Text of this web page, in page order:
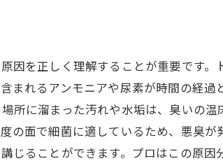
因を正しく理解することが重要です
まれるアンモニアや尿素が時間の経
所に溜まった汚れや水垢は、臭いの
の面で細菌に適しているため、悪臭
じることができます。プロはこの原